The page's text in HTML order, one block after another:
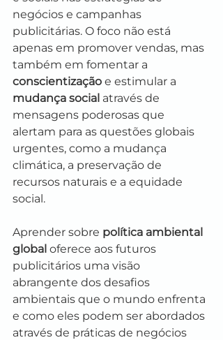
negócios e campanhas
publicitárias. O foco não está
apenas em promover vendas, mas
também em fomentar a
conscientização e estimular a
mudança social através de
mensagens poderosas que
alertam para as questões globais
urgentes, como a mudança
climática, a preservação de
recursos naturais e a equidade
social.
Aprender sobre política ambiental
global oferece aos futuros
publicitários uma visão
abrangente dos desafios
ambientais que o mundo enfrenta
e como eles podem ser abordados
através de práticas de negócios